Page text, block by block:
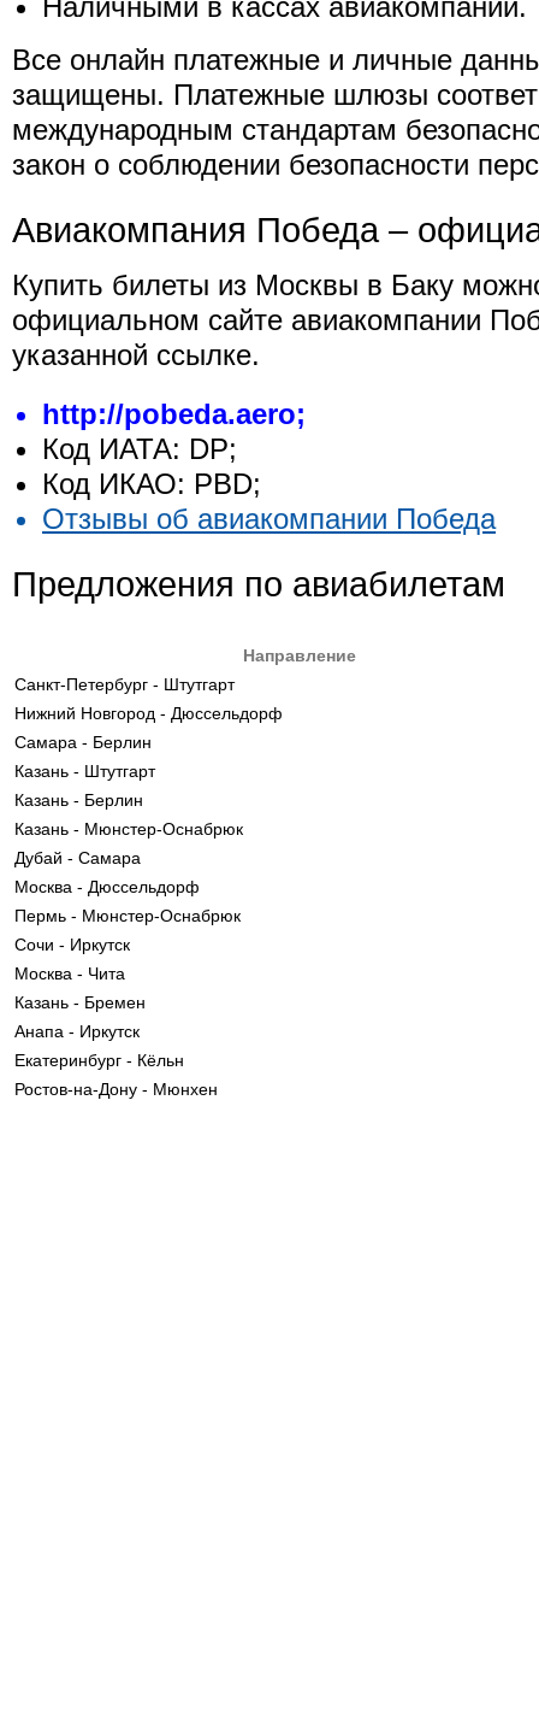
Наличными в кассах авиакомпании.
Все онлайн платежные и личные
защищены. Платежные шлюзы
международным стандартам
закон о соблюдении безопасности
Авиакомпания Победа –
Купить билеты из Москвы в Баку
официальном сайте авиакомпании
указанной ссылке.
http://pobeda.aero;
Код ИАТА: DP;
Код ИКАО: PBD;
Отзывы об авиакомпании Победа
Предложения по авиабилетам
Направление
Санкт-Петербург - Штутгарт
Нижний Новгород - Дюссельдорф
Самара - Берлин
Казань - Штутгарт
Казань - Берлин
Казань - Мюнстер-Оснабрюк
Дубай - Самара
Москва - Дюссельдорф
Пермь - Мюнстер-Оснабрюк
Сочи - Иркутск
Москва - Чита
Казань - Бремен
Анапа - Иркутск
Екатеринбург - Кёльн
Ростов-на-Дону - Мюнхен